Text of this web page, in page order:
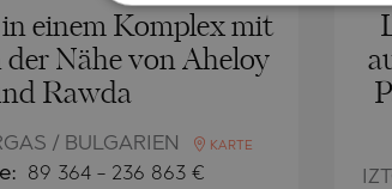
einem Komplex mit
Nähe von Aheloy
Rawda
/ BULGARIEN KARTE
: 89 364 - 236 863 €